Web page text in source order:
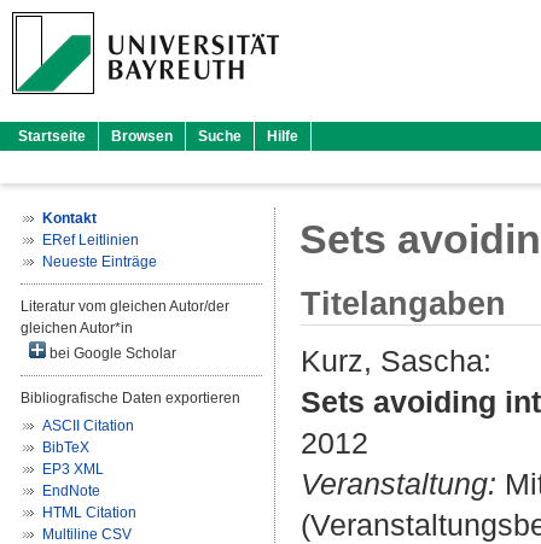
Startseite Browsen Suche Hilfe
Kontakt
ERef Leitlinien
Neueste Einträge
Literatur vom gleichen Autor/der
gleichen Autor*in
bei Google Scholar
Bibliografische Daten exportieren
ASCII Citation
BibTeX
EP3 XML
EndNote
HTML Citation
Multiline CSV
Sets
Titelangaben
Kurz, Sascha:
Sets avoiding
2012
Veranstaltung: